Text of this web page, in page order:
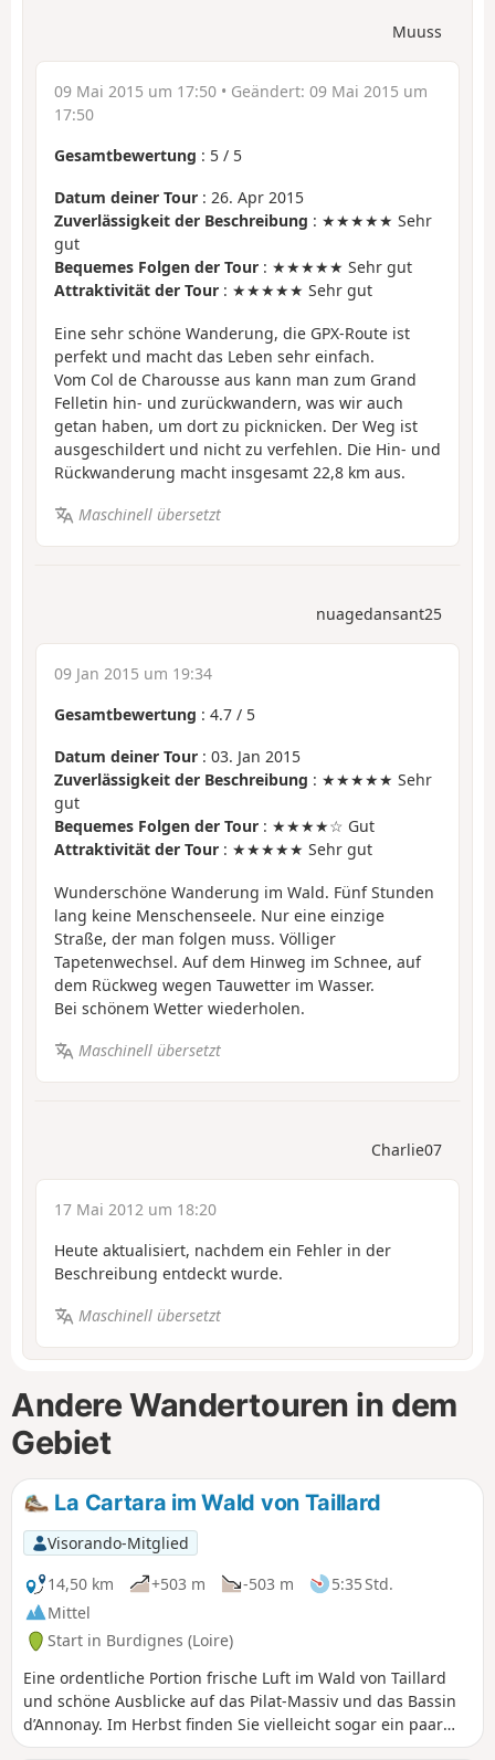
Muuss
09 Mai 2015 um 17:50 • Geändert: 09 Mai 2015 um
17:50
Gesamtbewertung : 5 / 5
Datum deiner Tour : 26. Apr 2015
Zuverlässigkeit der Beschreibung : ★★★★★ Sehr
gut
Bequemes Folgen der Tour : ★★★★★ Sehr gut
Attraktivität der Tour : ★★★★★ Sehr gut
Eine sehr schöne Wanderung, die GPX-Route ist
perfekt und macht das Leben sehr einfach.
Vom Col de Charousse aus kann man zum Grand
Felletin hin- und zurückwandern, was wir auch
getan haben, um dort zu picknicken. Der Weg ist
ausgeschildert und nicht zu verfehlen. Die Hin- und
Rückwanderung macht insgesamt 22,8 km aus.
Maschinell übersetzt
nuagedansant25
09 Jan 2015 um 19:34
Gesamtbewertung : 4.7 / 5
Datum deiner Tour : 03. Jan 2015
Zuverlässigkeit der Beschreibung : ★★★★★ Sehr
gut
Bequemes Folgen der Tour : ★★★★☆ Gut
Attraktivität der Tour : ★★★★★ Sehr gut
Wunderschöne Wanderung im Wald. Fünf Stunden
lang keine Menschenseele. Nur eine einzige
Straße, der man folgen muss. Völliger
Tapetenwechsel. Auf dem Hinweg im Schnee, auf
dem Rückweg wegen Tauwetter im Wasser.
Bei schönem Wetter wiederholen.
Maschinell übersetzt
Charlie07
17 Mai 2012 um 18:20
Heute aktualisiert, nachdem ein Fehler in der
Beschreibung entdeckt wurde.
Maschinell übersetzt
Andere Wandertouren in dem
Gebiet
La Cartara im Wald von Taillard
Visorando-Mitglied
14,50 km
+503 m -503 m
5:35 Std.
Mittel
Start in Burdignes (Loire)
Eine ordentliche Portion frische Luft im Wald von Taillard
und schöne Ausblicke auf das Pilat-Massiv und das Bassin
d’Annonay. Im Herbst finden Sie vielleicht sogar ein paar
Steinpilze!